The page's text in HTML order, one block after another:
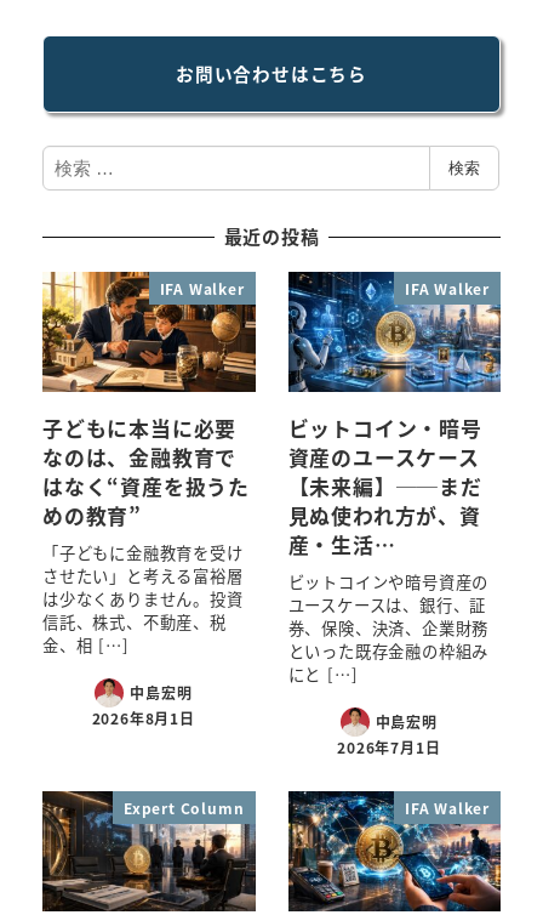
お問い合わせはこちら
検
索
検索
最近の投稿
IFA Walker
子どもに本当に必要
なのは、金融教育で
はなく“資産を扱うた
めの教育”
「子どもに金融教育を受け
させたい」と考える富裕層
は少なくありません。投資
信託、株式、不動産、税
金、相 […]
中島宏明
2026年8月1日
IFA Walker
ビットコイン・暗号
資産のユースケース
【未来編】──まだ
見ぬ使われ方が、資
産・生活…
ビットコインや暗号資産の
ユースケースは、銀行、証
券、保険、決済、企業財務
といった既存金融の枠組み
にと […]
中島宏明
2026年7月1日
Expert Column IFA Walker